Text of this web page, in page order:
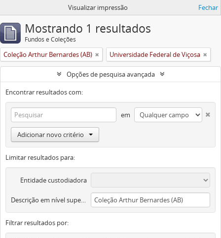
Visualizar impressão Fechar
Mostrando 1 resultados
Fundos e Coleções
Coleção Arthur Bernardes (AB) Universidade Federal de Viçosa
Opções de pesquisa avançada
Encontrar resultados com:
em
Adicionar novo critério
Limitar resultados para:
Entidade custodiadora
Descrição em nível superior
Filtrar resultados por: